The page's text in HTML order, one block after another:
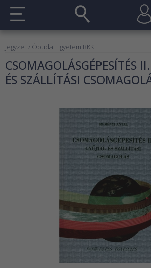
Jegyzet / Óbudai Egyetem RKK
CSOMAGOLÁSGÉPESÍTÉS
ÉS SZÁLLÍTÁSI